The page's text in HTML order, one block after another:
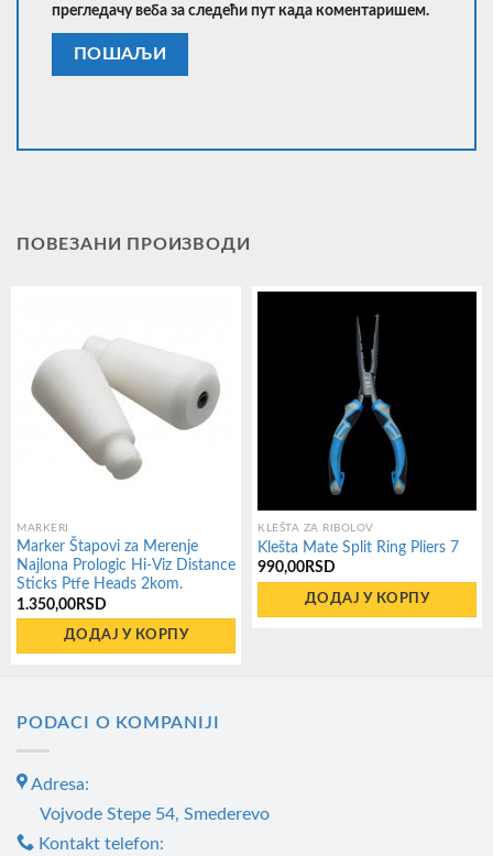
прегледачу веба за следећи пут када коментаришем.
ПОВЕЗАНИ ПРОИЗВОДИ
MARKERI
Marker Štapovi za Merenje
Najlona Prologic Hi-Viz Distance
Sticks Ptfe Heads 2kom.
1.350,00 RSD
ДОДАЈ У КОРПУ
KLEŠTA ZA RIBOLOV
Klešta Mate Split Ring Pliers 7
990,00 RSD
ДОДАЈ У КОРПУ
PODACI O KOMPANIJI
Adresa:
Vojvode Stepe 54, Smederevo
Kontakt telefon: